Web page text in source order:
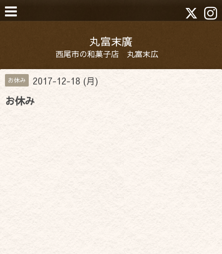
丸富末廣
西尾市の和菓子店 丸富末広
お休み 2017-12-18 (月)
お休み